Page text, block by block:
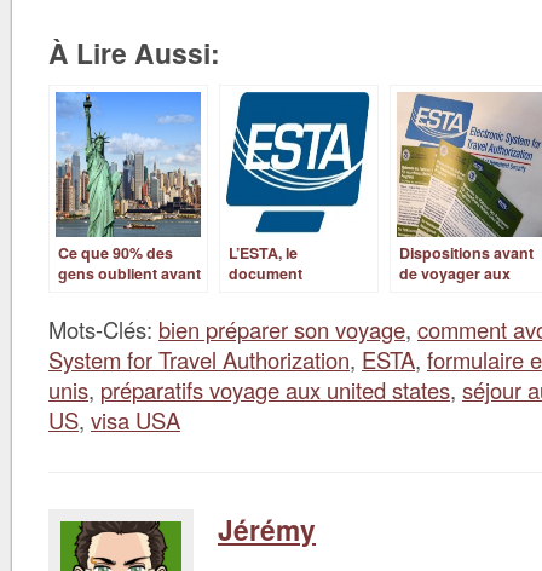
À Lire Aussi:
Ce que 90% des
gens oublient avant
L’ESTA, le
document
Unis
Dispositions avant
de voyager aux
Mots-Clés: bien préparer son voyage, comment
System for Travel Authorization, ESTA, formulaire
unis, préparatifs voyage aux united states, séjour
US, visa USA
Jérémy